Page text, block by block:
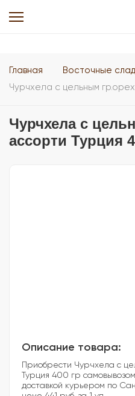
Главная Восточные
Чурчхела с цельным
Чурчхела с
ассорти Турция
Описание товара:
Приобрести Чурчхела с
Турция 400 гр
доставкой курьером по